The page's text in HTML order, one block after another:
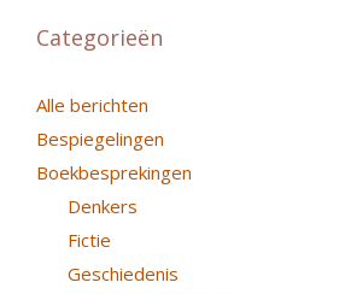
Categorieën
Alle berichten
Bespiegelingen
Boekbesprekingen
Denkers
Fictie
Geschiedenis